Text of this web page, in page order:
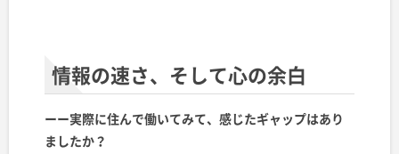
情報の速さ、そして心の余白
ーー実際に住んで働いてみて、感じたギャップはあり
ましたか？